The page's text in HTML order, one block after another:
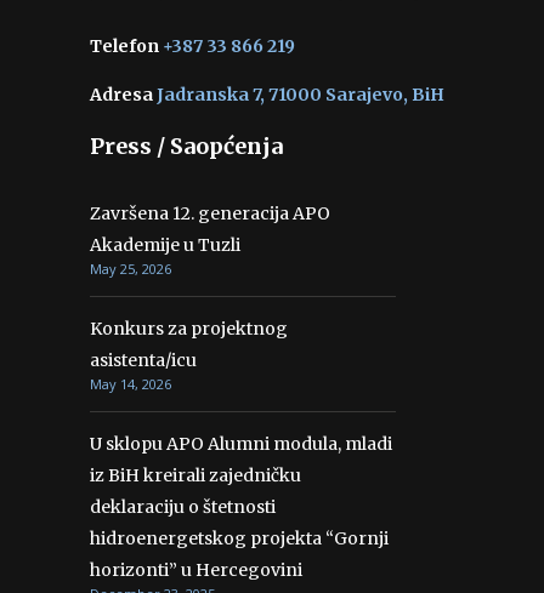
Telefon +387 33 866 219
AdresaJadranska 7, 71000 Sarajevo, BiH
Press / Saopćenja
Završena 12. generacija APO
Akademije u Tuzli
May 25, 2026
Konkurs za projektnog
asistenta/icu
May 14, 2026
U sklopu APO Alumni modula, mladi
iz BiH kreirali zajedničku
deklaraciju o štetnosti
hidroenergetskog projekta “Gornji
horizonti” u Hercegovini